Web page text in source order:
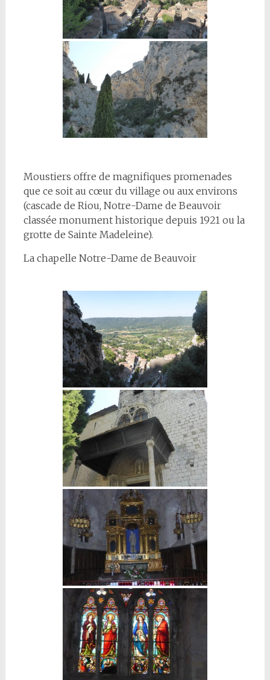
Moustiers offre de magnifiques promenades
que ce soit au cœur du village ou aux environs
(cascade de Riou, Notre-Dame de Beauvoir
classée monument historique depuis 1921 ou la
grotte de Sainte Madeleine).
La chapelle Notre-Dame de Beauvoir